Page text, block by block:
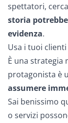
spettatori,
storia
evidenza.
Usa i tuoi
È una strategia
protagonista è
assumere
Sai benissimo
o servizi